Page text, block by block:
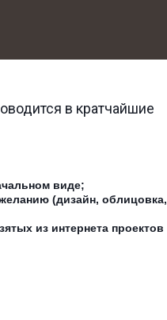
в кратчайшие
виде;
(дизайн, облицовка,
из интернета проектов